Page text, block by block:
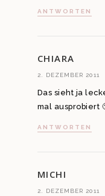
ANTWORTEN
CHIARA
2. DEZEMBER 2011
Das sieht ja
mal ausprobiert
ANTWORTEN
MICHI
2. DEZEMBER 2011